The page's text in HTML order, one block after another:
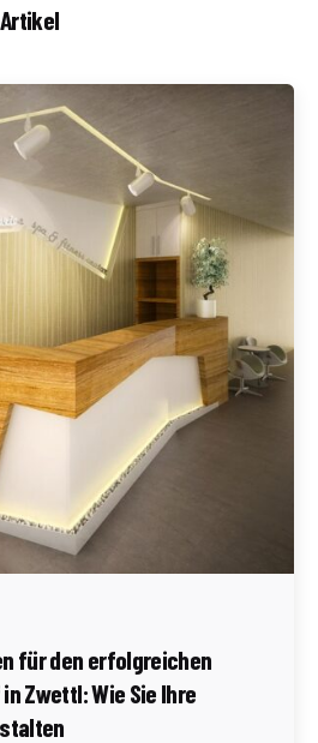
Zwettl
für den erfolgreichen
Zwettl: Wie Sie Ihre